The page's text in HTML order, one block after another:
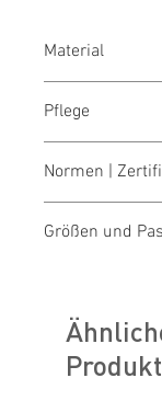
Material
g/m²
Pflege
bleichen nicht
trocknen 1
bügeln 1 Pkt.
Normen |
Made in
Größen und